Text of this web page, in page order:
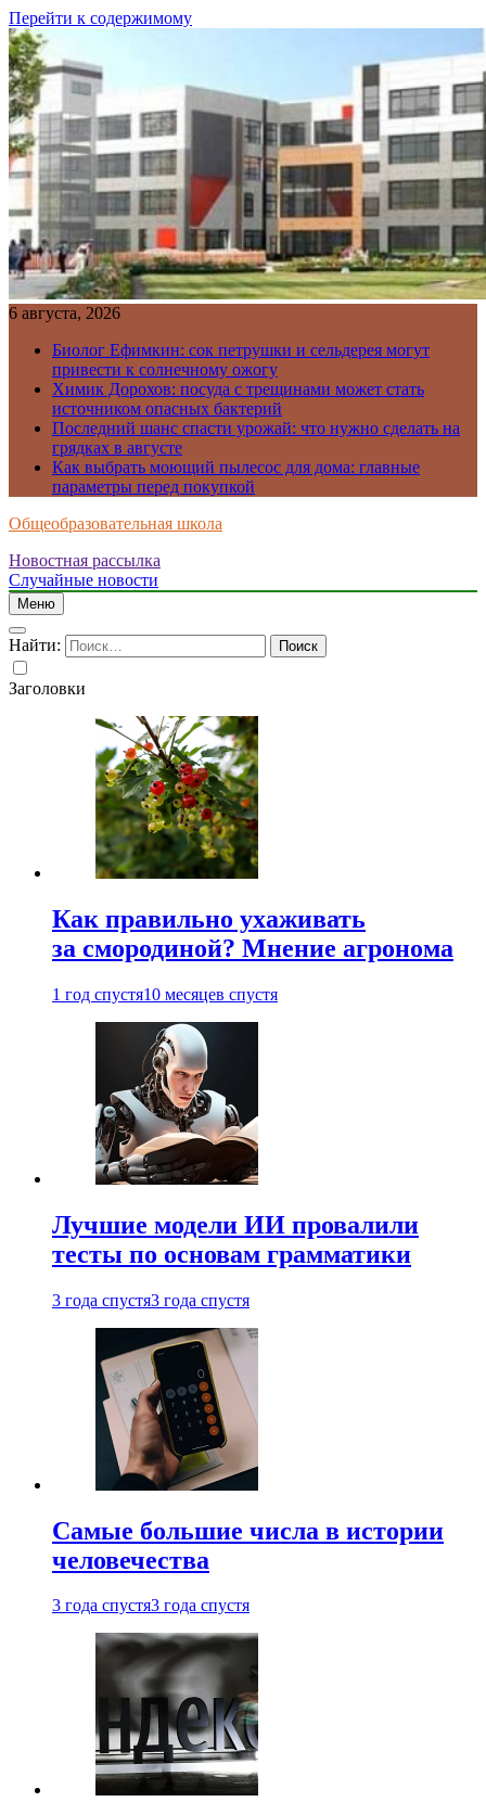
Перейти к содержимому
6 августа, 2026
Биолог Ефимкин: сок петрушки и сельдерея могут
привести к солнечному ожогу
Химик Дорохов: посуда с трещинами может стать
источником опасных бактерий
Последний шанс спасти урожай: что нужно сделать на
грядках в августе
Как выбрать моющий пылесос для дома: главные
параметры перед покупкой
Общеобразовательная школа
Новостная рассылка
Случайные новости
Меню
Найти:
Заголовки
Как правильно ухаживать
за смородиной? Мнение агронома
1 год спустя10 месяцев спустя
Лучшие модели ИИ провалили
тесты по основам грамматики
3 года спустя3 года спустя
Самые большие числа в истории
человечества
3 года спустя3 года спустя